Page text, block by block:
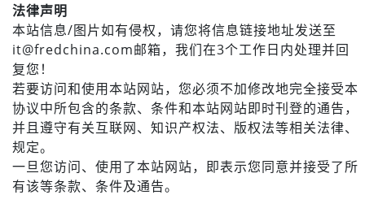
法律声明
本站信息/图片如有侵权，请您将信息链接地址发送至
it@fredchina.com邮箱，我们在3个工作日内处理并回
复您！
若要访问和使用本站网站，您必须不加修改地完全接受本
协议中所包含的条款、条件和本站网站即时刊登的通告，
并且遵守有关互联网、知识产权法、版权法等相关法律、
规定。
一旦您访问、使用了本站网站，即表示您同意并接受了所
有该等条款、条件及通告。